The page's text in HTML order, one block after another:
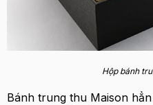
Hộp bánh
Bánh trung thu Maison